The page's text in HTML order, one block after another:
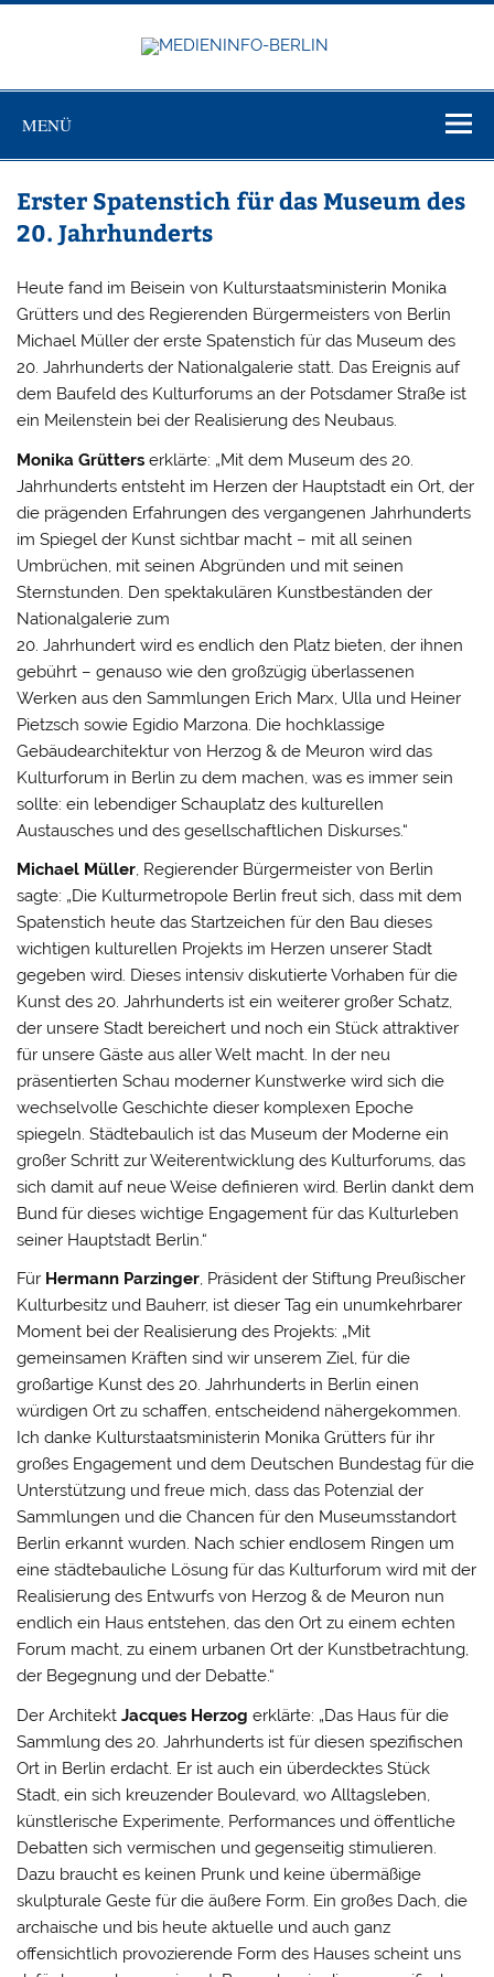
Zum
MENÜ
Erster Spatenstich für das Museum des
20. Jahrhunderts
Heute fand im Beisein von Kulturstaatsministerin Monika
Grütters und des Regierenden Bürgermeisters von Berlin
Michael Müller der erste Spatenstich für das Museum des
20. Jahrhunderts der Nationalgalerie statt. Das Ereignis auf
dem Baufeld des Kulturforums an der Potsdamer Straße ist
ein Meilenstein bei der Realisierung des Neubaus.
Monika Grütters erklärte: „Mit dem Museum des 20.
Jahrhunderts entsteht im Herzen der Hauptstadt ein Ort, der
die prägenden Erfahrungen des vergangenen Jahrhunderts
im Spiegel der Kunst sichtbar macht – mit all seinen
Umbrüchen, mit seinen Abgründen und mit seinen
Sternstunden. Den spektakulären Kunstbeständen der
Nationalgalerie zum
20. Jahrhundert wird es endlich den Platz bieten, der ihnen
gebührt – genauso wie den großzügig überlassenen
Werken aus den Sammlungen Erich Marx, Ulla und Heiner
Pietzsch sowie Egidio Marzona. Die hochklassige
Gebäudearchitektur von Herzog & de Meuron wird das
Kulturforum in Berlin zu dem machen, was es immer sein
sollte: ein lebendiger Schauplatz des kulturellen
Austausches und des gesellschaftlichen Diskurses.“
Michael Müller, Regierender Bürgermeister von Berlin
sagte: „Die Kulturmetropole Berlin freut sich, dass mit dem
Spatenstich heute das Startzeichen für den Bau dieses
wichtigen kulturellen Projekts im Herzen unserer Stadt
gegeben wird. Dieses intensiv diskutierte Vorhaben für die
Kunst des 20. Jahrhunderts ist ein weiterer großer Schatz,
der unsere Stadt bereichert und noch ein Stück attraktiver
für unsere Gäste aus aller Welt macht. In der neu
präsentierten Schau moderner Kunstwerke wird sich die
wechselvolle Geschichte dieser komplexen Epoche
spiegeln. Städtebaulich ist das Museum der Moderne ein
großer Schritt zur Weiterentwicklung des Kulturforums, das
sich damit auf neue Weise definieren wird. Berlin dankt dem
Bund für dieses wichtige Engagement für das Kulturleben
seiner Hauptstadt Berlin.“
Für Hermann Parzinger, Präsident der Stiftung Preußischer
Kulturbesitz und Bauherr, ist dieser Tag ein unumkehrbarer
Moment bei der Realisierung des Projekts: „Mit
gemeinsamen Kräften sind wir unserem Ziel, für die
großartige Kunst des 20. Jahrhunderts in Berlin einen
würdigen Ort zu schaffen, entscheidend nähergekommen.
Ich danke Kulturstaatsministerin Monika Grütters für ihr
großes Engagement und dem Deutschen Bundestag für die
Unterstützung und freue mich, dass das Potenzial der
Sammlungen und die Chancen für den Museumsstandort
Berlin erkannt wurden. Nach schier endlosem Ringen um
eine städtebauliche Lösung für das Kulturforum wird mit der
Realisierung des Entwurfs von Herzog & de Meuron nun
endlich ein Haus entstehen, das den Ort zu einem echten
Forum macht, zu einem urbanen Ort der Kunstbetrachtung,
der Begegnung und der Debatte.“
Der ArchitektJacques Herzog erklärte: „Das Haus für die
Sammlung des 20. Jahrhunderts ist für diesen spezifischen
Ort in Berlin erdacht. Er ist auch ein überdecktes Stück
Stadt, ein sich kreuzender Boulevard, wo Alltagsleben,
künstlerische Experimente, Performances und öffentliche
Debatten sich vermischen und gegenseitig stimulieren.
Dazu braucht es keinen Prunk und keine übermäßige
skulpturale Geste für die äußere Form. Ein großes Dach, die
archaische und bis heute aktuelle und auch ganz
offensichtlich provozierende Form des Hauses scheint uns